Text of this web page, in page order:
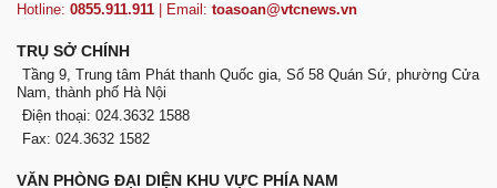
Hotline: 0855.911.911 | Email: toasoan@vtcnews.vn
TRỤ SỞ CHÍNH
Tầng 9, Trung tâm Phát thanh Quốc gia, Số 58 Quán Sứ, phường Cửa
Nam, thành phố Hà Nội
Điện thoại: 024.3632 1588
Fax: 024.3632 1582
VĂN PHÒNG ĐẠI DIỆN KHU VỰC PHÍA NAM